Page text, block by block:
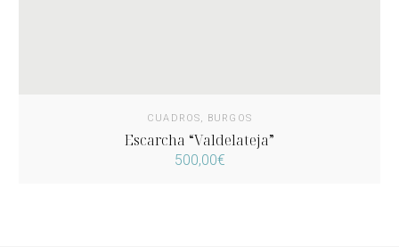
CUADROS, BURGOS
Escarcha “Valdelateja”
500,00€